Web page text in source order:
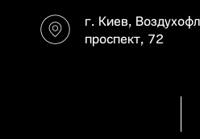
г. Киев,
проспект, 72